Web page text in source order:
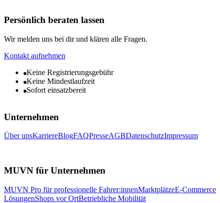
Persönlich beraten lassen
Wir melden uns bei dir und klären alle Fragen.
Kontakt aufnehmen
Keine Registrierungsgebühr
Keine Mindestlaufzeit
Sofort einsatzbereit
Unternehmen
Über unsKarriereBlogFAQPresseAGBDatenschutzImpressum
MUVN für Unternehmen
MUVN Pro für professionelle Fahrer:innenMarktplätzeE-Commerce
LösungenShops vor OrtBetriebliche Mobilität